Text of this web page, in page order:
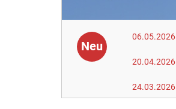
Neu
06.05.2026
20.04.2026
24.03.2026